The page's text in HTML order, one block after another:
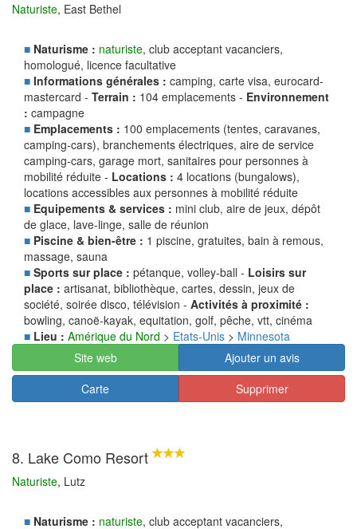
Naturiste, East Bethel
■ Naturisme : naturiste, club acceptant vacanciers,
homologué, licence facultative
■ Informations générales : camping, carte visa, eurocard-
mastercard - Terrain : 104 emplacements - Environnement
: campagne
■ Emplacements : 100 emplacements (tentes, caravanes,
camping-cars), branchements électriques, aire de service
camping-cars, garage mort, sanitaires pour personnes à
mobilité réduite - Locations : 4 locations (bungalows),
locations accessibles aux personnes à mobilité réduite
■ Equipements & services : mini club, aire de jeux, dépôt
de glace, lave-linge, salle de réunion
■ Piscine & bien-être : 1 piscine, gratuites, bain à remous,
massage, sauna
■ Sports sur place : pétanque, volley-ball - Loisirs sur
place : artisanat, bibliothèque, cartes, dessin, jeux de
société, soirée disco, télévision - Activités à proximité :
bowling, canoë-kayak, equitation, golf, pêche, vtt, cinéma
■ Lieu : Amérique du Nord > Etats-Unis > Minnesota
Site web
Ajouter un avis
Carte
Supprimer
8. Lake Como Resort
Naturiste, Lutz
■ Naturisme : naturiste, club acceptant vacanciers,